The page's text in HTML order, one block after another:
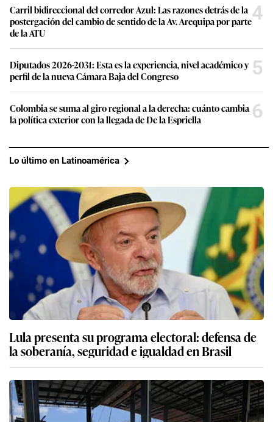
Carril bidireccional del corredor Azul: Las razones detrás de la
postergación del cambio de sentido de la Av. Arequipa por parte
de la ATU
4
Diputados 2026-2031: Esta es la experiencia, nivel académico y
perfil de la nueva Cámara Baja del Congreso
5
Colombia se suma al giro regional a la derecha: cuánto cambia
la política exterior con la llegada de De la Espriella
6
Lo último en Latinoamérica
Lula presenta su programa electoral: defensa de
la soberanía, seguridad e igualdad en Brasil